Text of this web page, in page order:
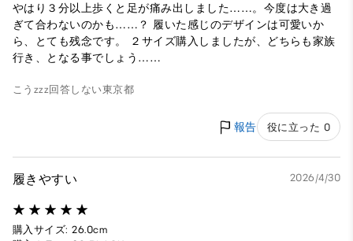
やはり３分以上歩くと足が痛み出しました……。今度は大き過
ぎて合わないのかも……？ 履いた感じのデザインは可愛いか
ら、とても残念です。 ２サイズ購入しましたが、どちらも家族
行き、となる事でしょう……
こうzzz回答しない東京都
報告 役に立った 0
履きやすい 2026/4/30
購入サイズ: 26.0cm